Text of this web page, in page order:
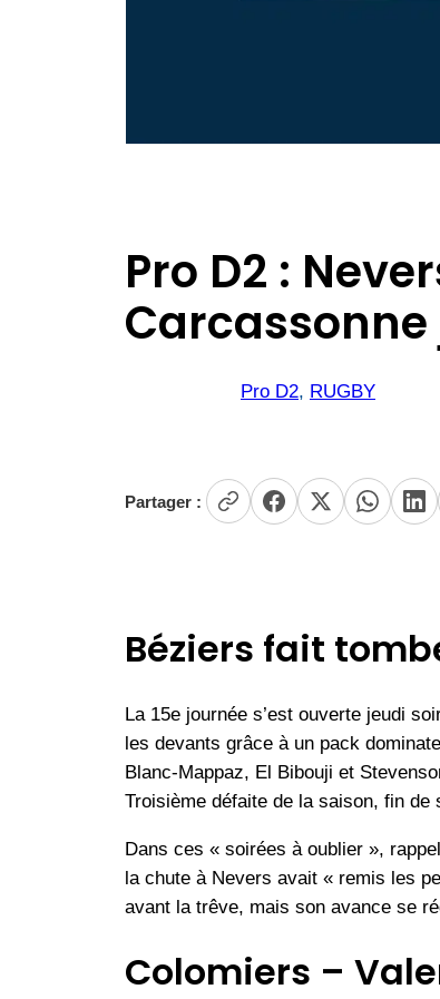
Pro D2 :
Pro D2, RUGBY
Partager :
Béziers fait
La 15e journée s’est ouverte jeudi
les devants grâce à un pack
Blanc-Mappaz, El Bibouji et
Troisième défaite de la saison, fin
Dans ces « soirées à oublier »,
la chute à Nevers avait « remis les
avant la trêve, mais son avance se
Colomiers –